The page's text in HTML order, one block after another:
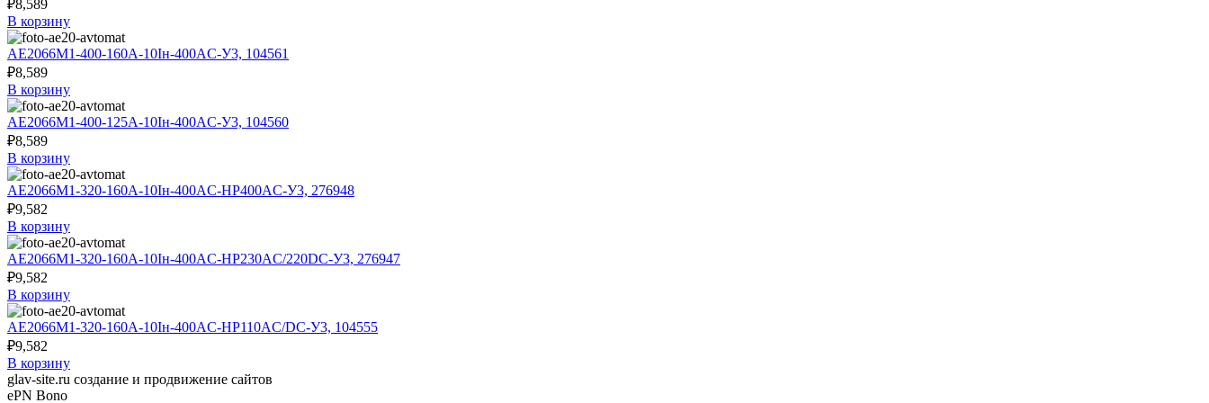
₽8,589
В корзину
АЕ2066М1-400-160А-10Iн-400AC-У3, 104561
₽8,589
В корзину
АЕ2066М1-400-125А-10Iн-400AC-У3, 104560
₽8,589
В корзину
АЕ2066М1-320-160А-10Iн-400AC-НР400AC-У3, 276948
₽9,582
В корзину
АЕ2066М1-320-160А-10Iн-400AC-НР230AC/220DC-У3, 276947
₽9,582
В корзину
АЕ2066М1-320-160А-10Iн-400AC-НР110AC/DC-У3, 104555
₽9,582
В корзину
glav-site.ru создание и продвижение сайтов
ePN Bono